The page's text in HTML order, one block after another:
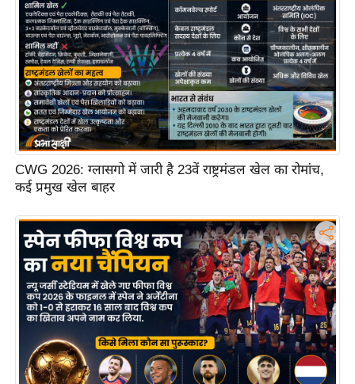
क
मा
तृ
भू
मि
स्तं
भ
ए
म
आ
आ
चा
य
CWG 2026: ग्लासगो में जारी है 23वें राष्ट्रमंडल खेल का रोमांच,
कई प्रमुख खेल बाहर